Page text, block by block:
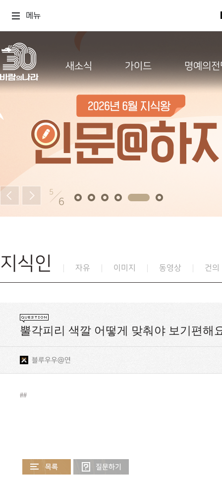
메뉴
새소식 가이드 명예의
5
6
지식인 자유 이미지 동영상 건의
뿔각피리 색깔 어떻게 맞춰야 보기편해
블루우우@연
##